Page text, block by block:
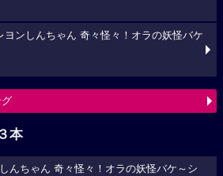
ンしんちゃん 奇々怪々！オラの妖怪バケ
本
んちゃん 奇々怪々！オラの妖怪バケ～シ